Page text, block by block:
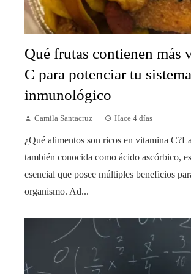
Qué frutas contienen más
C para potenciar tu sistema
inmunológico
Camila Santacruz Hace 4 días
¿Qué alimentos son ricos en vitamina
también conocida como ácido ascórbico,
esencial que posee múltiples beneficios
organismo. Ad...